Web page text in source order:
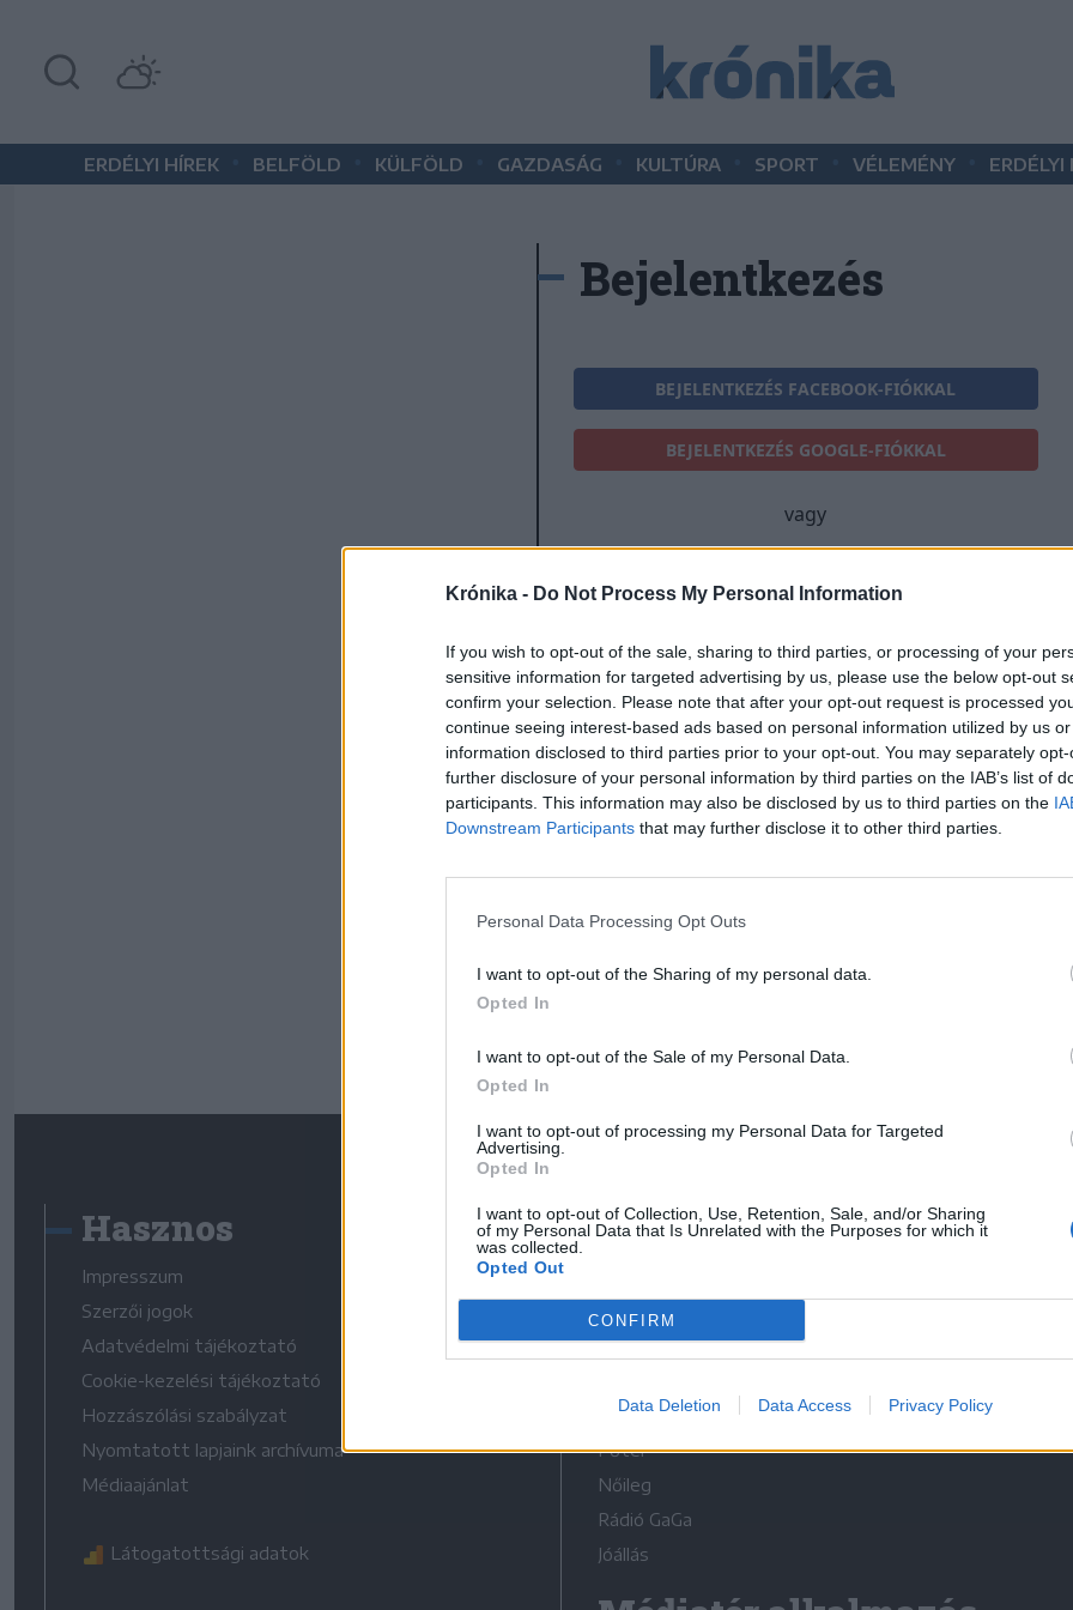
Krónika - Do Not Process My Personal Information
If you wish to opt-out of the sale, sharing to third parties, or processing of your
sensitive information for targeted advertising by us, please use the below opt-out
confirm your selection. Please note that after your opt-out request is processed
continue seeing interest-based ads based on personal information utilized by us
information disclosed to third parties prior to your opt-out. You may separately
further disclosure of your personal information by third parties on the IAB’s list of
participants. This information may also be disclosed by us to third parties on the
Downstream Participants that may further disclose it to other third parties.
Personal Data Processing Opt Outs
I want to opt-out of the Sharing of my personal data.
Opted In
I want to opt-out of the Sale of my Personal Data.
Opted In
I want to opt-out of processing my Personal Data for Targeted
Advertising.
Opted In
I want to opt-out of Collection, Use, Retention, Sale, and/or Sharing
of my Personal Data that Is Unrelated with the Purposes for which it
was collected.
Opted Out
CONFIRM
Data Deletion Data Access Privacy Policy
ERDÉLYI HÍREK BELFÖLD KÜLFÖLD GAZDASÁG KULTÚRA SPORT VÉLEMÉNY ERDÉLYI
Bejelentkezés
BEJELENTKEZÉS FACEBOOK-FIÓKKAL
BEJELENTKEZÉS GOOGLE-FIÓKKAL
vagy
Jelszó
Elfelejtette a jelszavát?
Regisztráció
Hasznos
Impresszum
Szerzői jogok
Adatvédelmi tájékoztató
Cookie-kezelési tájékoztató
Hozzászólási szabályzat
Nyomtatott lapjaink archívuma
Médiaajánlat
Látogatottsági adatok
Médiatér
Székely Sport
Liget
Erdélyi Napló
Főtér
Nőileg
Rádió GaGa
Jóállás